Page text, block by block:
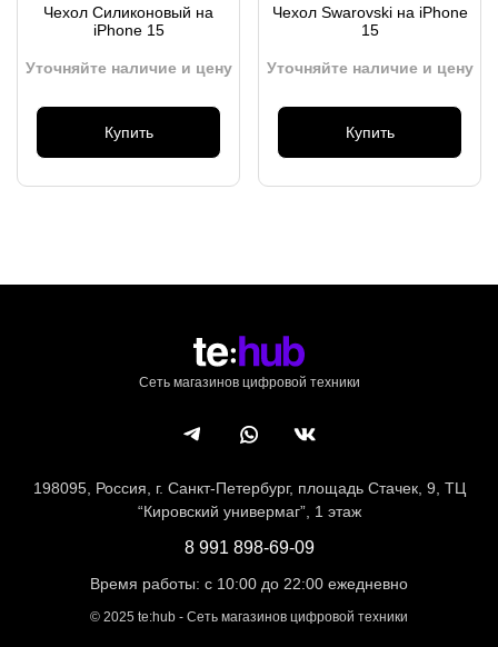
Чехол Силиконовый на
iPhone 15
Уточняйте наличие и цену
Купить
Чехол Swarovski на iPhone
15
Уточняйте наличие и цену
Купить
Сеть магазинов цифровой техники
198095, Россия, г. Санкт-Петербург, площадь Стачек, 9, ТЦ
“Кировский универмаг”, 1 этаж
8 991 898-69-09
Время работы: с 10:00 до 22:00 ежедневно
© 2025 te:hub - Сеть магазинов цифровой техники